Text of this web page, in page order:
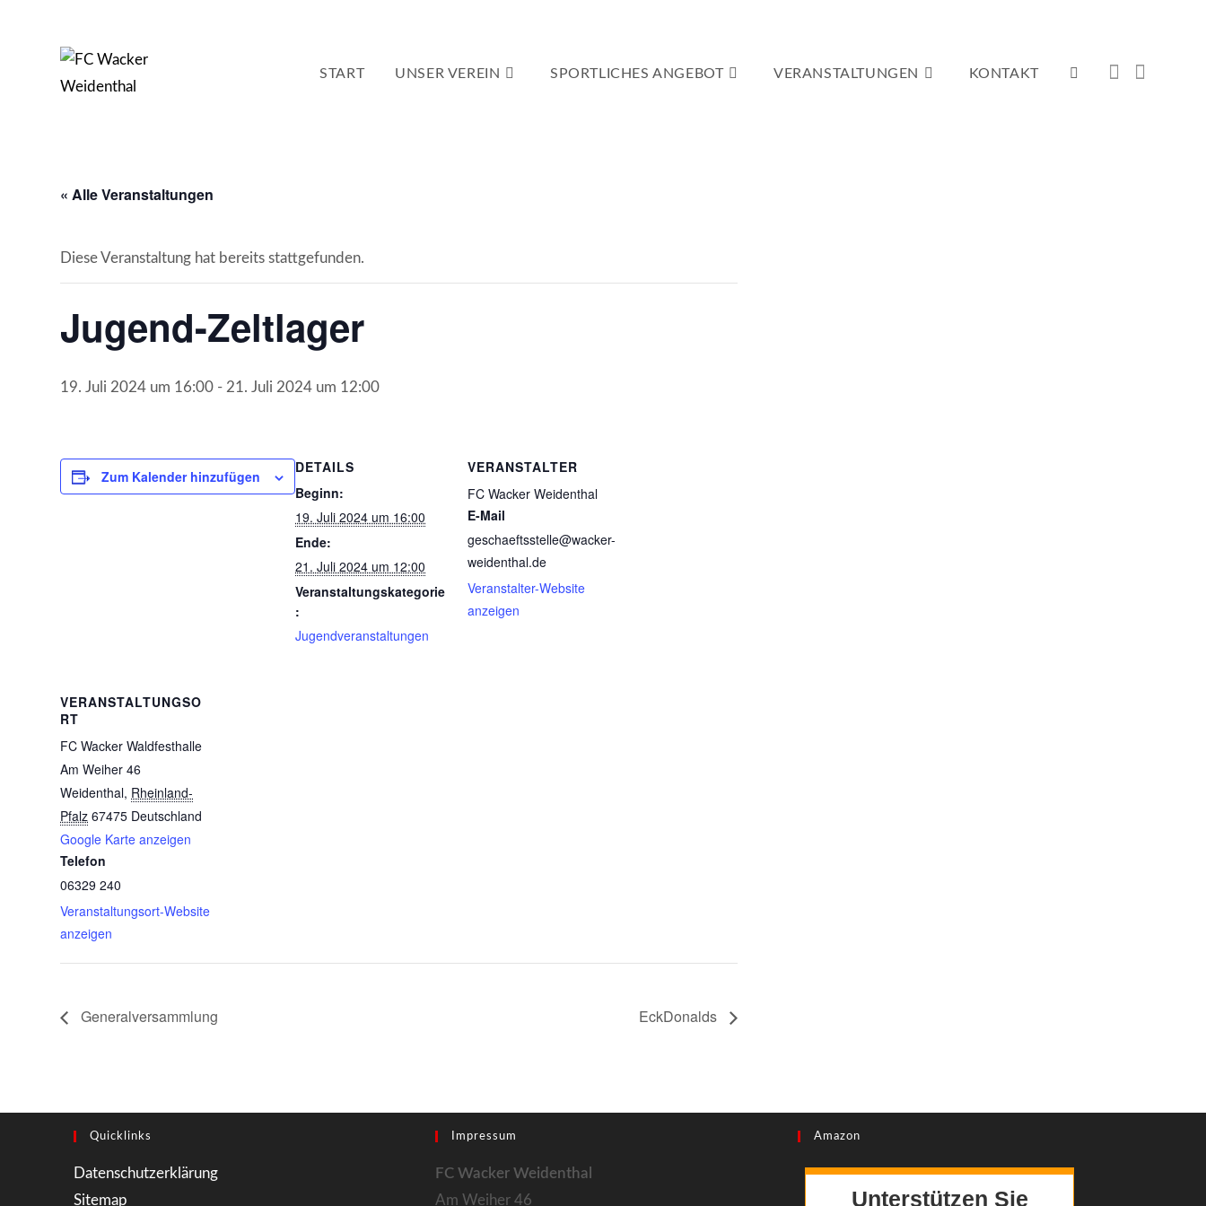
START UNSER VEREIN SPORTLICHES ANGEBOT VERANSTALTUNGEN KONTAKT
« Alle Veranstaltungen
Diese Veranstaltung hat bereits stattgefunden.
Jugend-Zeltlager
19. Juli 2024 um 16:00 - 21. Juli 2024 um 12:00
Zum Kalender hinzufügen
DETAILS
Beginn:
19. Juli 2024 um 16:00
Ende:
21. Juli 2024 um 12:00
Veranstaltungskategorie
:
Jugendveranstaltungen
VERANSTALTER
FC Wacker Weidenthal
E-Mail
geschaeftsstelle@wacker-
weidenthal.de
Veranstalter-Website
anzeigen
VERANSTALTUNGSO
RT
FC Wacker Waldfesthalle
Am Weiher 46
Weidenthal, Rheinland-
Pfalz 67475 Deutschland
Google Karte anzeigen
Telefon
06329 240
Veranstaltungsort-Website
anzeigen
Generalversammlung EckDonalds
Quicklinks
DatenschutzerklärungOpens
Sitemap
Impressum
FC Wacker Weidenthal
Am Weiher 46
Amazon